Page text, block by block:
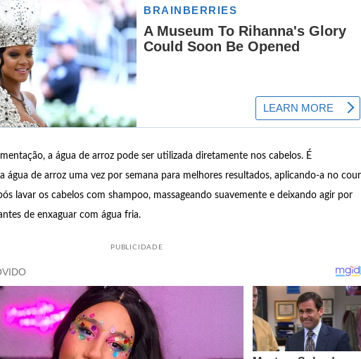
a água de arroz pode ser utilizada diretamente nos cabelos. É
água de arroz uma vez por semana para melhores resultados, aplicando-a no
lavar os cabelos com shampoo, massageando suavemente e deixando agir por
de enxaguar com água fria.
PUBLICIDADE